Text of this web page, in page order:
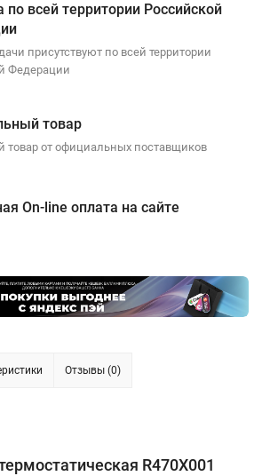
по всей территории Российской
присутствуют по всей территории
Федерации
товар
товар от официальных поставщиков
On-line оплата на сайте
Отзывы (0)
R470X001